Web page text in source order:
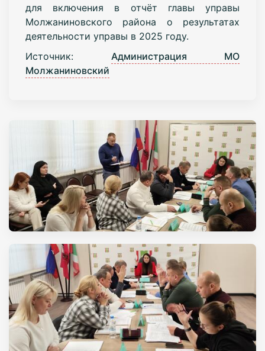
для включения в отчёт главы управы
Молжаниновского района о результатах
деятельности управы в 2025 году.
Источник: Администрация МО
Молжаниновский